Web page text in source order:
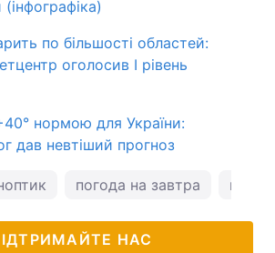
по більшості областей:
оголосив І рівень
нормою для України:
дав невтіший прогноз
погода на завтра
НАС